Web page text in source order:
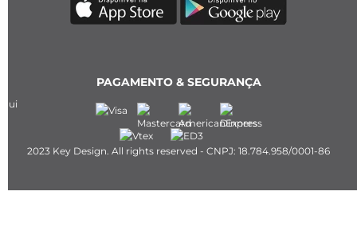
PAGAMENTO & SEGURANÇA
2023 Key Design. All rights reserved - CNPJ: 18.784.958/0001-86